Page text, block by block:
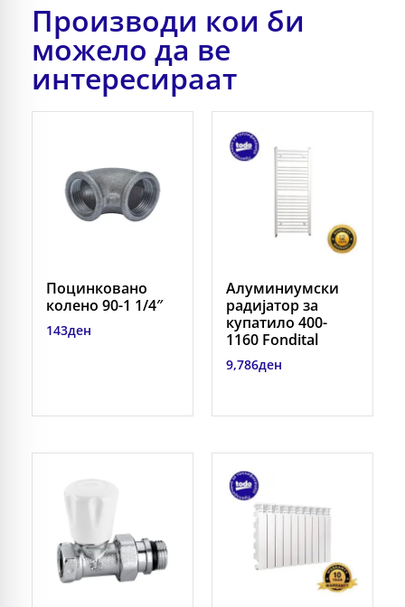
Производи кои би
можело да ве
интересираат
Поцинковано
колено 90-1 1/4″
143ден
Алуминиумски
радијатор за
купатило 400-
1160 Fondital
9,786ден